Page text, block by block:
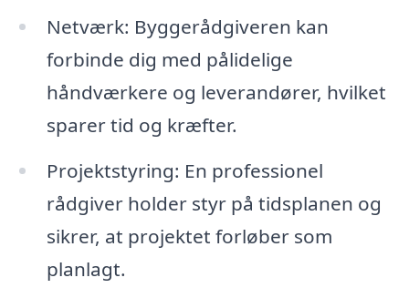
Netværk: Byggerådgiveren kan
forbinde dig med pålidelige
håndværkere og leverandører, hvilket
sparer tid og kræfter.
Projektstyring: En professionel
rådgiver holder styr på tidsplanen og
sikrer, at projektet forløber som
planlagt.